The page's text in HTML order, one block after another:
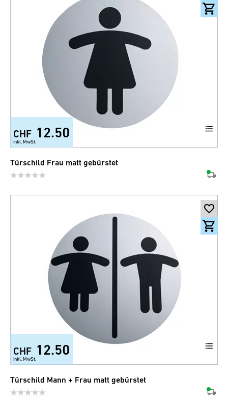
CHF 12.50
inkl. MwSt.
Türschild Frau matt gebürstet
CHF 12.50
inkl. MwSt.
Türschild Mann + Frau matt gebürstet